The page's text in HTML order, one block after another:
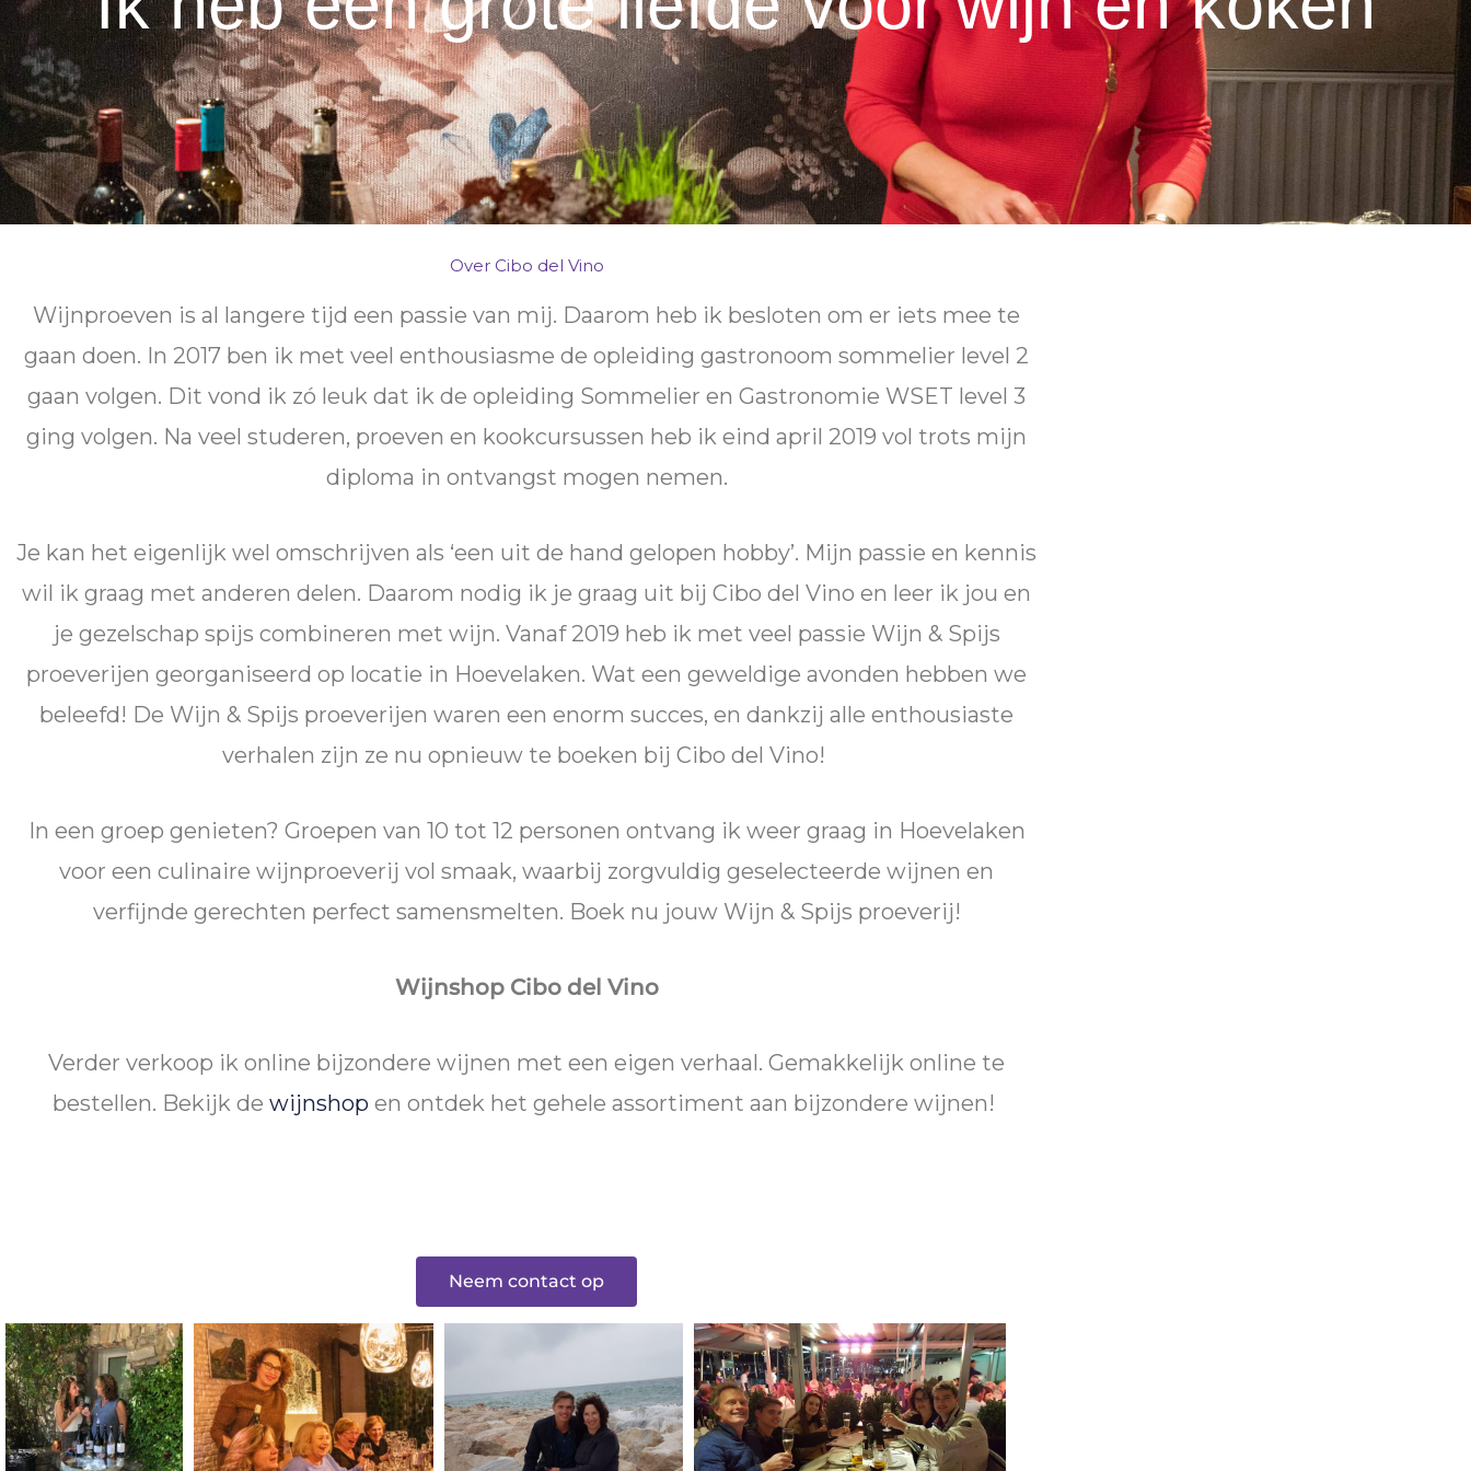
Over Cibo del Vino
Wijnproeven is al langere tijd een passie van mij. Daarom heb ik besloten om er iets mee te
gaan doen. In 2017 ben ik met veel enthousiasme de opleiding gastronoom sommelier level 2
gaan volgen. Dit vond ik zó leuk dat ik de opleiding Sommelier en Gastronomie WSET level 3
ging volgen. Na veel studeren, proeven en kookcursussen heb ik eind april 2019 vol trots mijn
diploma in ontvangst mogen nemen.
Je kan het eigenlijk wel omschrijven als ‘een uit de hand gelopen hobby’. Mijn passie en kennis
wil ik graag met anderen delen. Daarom nodig ik je graag uit bij Cibo del Vino en leer ik jou en
je gezelschap spijs combineren met wijn. Vanaf 2019 heb ik met veel passie Wijn & Spijs
proeverijen georganiseerd op locatie in Hoevelaken. Wat een geweldige avonden hebben we
beleefd! De Wijn & Spijs proeverijen waren een enorm succes, en dankzij alle enthousiaste
verhalen zijn ze nu opnieuw te boeken bij Cibo del Vino!
In een groep genieten? Groepen van 10 tot 12 personen ontvang ik weer graag in Hoevelaken
voor een culinaire wijnproeverij vol smaak, waarbij zorgvuldig geselecteerde wijnen en
verfijnde gerechten perfect samensmelten. Boek nu jouw Wijn & Spijs proeverij!
Wijnshop Cibo del Vino
Verder verkoop ik online bijzondere wijnen met een eigen verhaal. Gemakkelijk online te
bestellen. Bekijk de wijnshop en ontdek het gehele assortiment aan bijzondere wijnen!
Neem contact op